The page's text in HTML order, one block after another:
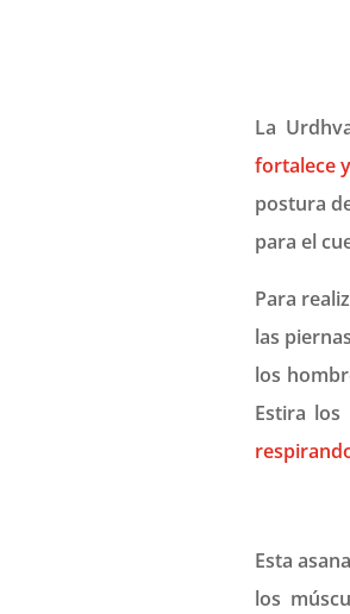
La
fortalece
postura
para el
Para
las
los
Estira
Esta
los